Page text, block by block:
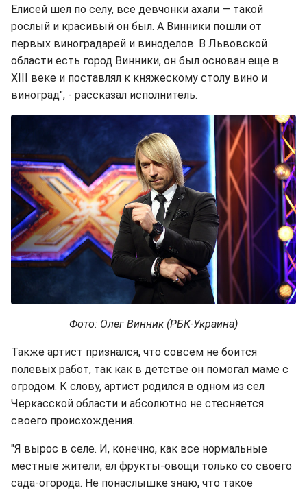
Елисей шел по селу, все девчонки ахали — такой
рослый и красивый он был. А Винники пошли от
первых виноградарей и виноделов. В Львовской
области есть город Винники, он был основан еще в
XIII веке и поставлял к княжескому столу вино и
виноград", - рассказал исполнитель.
Фото: Олег Винник (РБК-Украина)
Также артист признался, что совсем не боится
полевых работ, так как в детстве он помогал маме с
огродом. К слову, артист родился в одном из сел
Черкасской области и абсолютно не стесняется
своего происхождения.
"Я вырос в селе. И, конечно, как все нормальные
местные жители, ел фрукты-овощи только со своего
сада-огорода. Не понаслышке знаю, что такое